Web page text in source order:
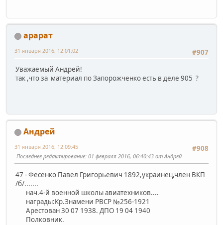
арарат
#907
31 января 2016, 12:01:02
Уважаемый Андрей!
так ,что за материал по Запорожченко есть в деле 905 ?
Андрей
#908
31 января 2016, 12:09:45
Последнее редактирование: 01 февраля 2016, 06:40:43 от Андрей
47 - Фесенко Павел Григорьевич 1892,украинец,член ВКП
/б/.......
нач.4-й военной школы авиатехников....
награды:Кр.Знамени РВСР №256-1921
Арестован 30 07 1938. ДПО 19 04 1940
Полковник.